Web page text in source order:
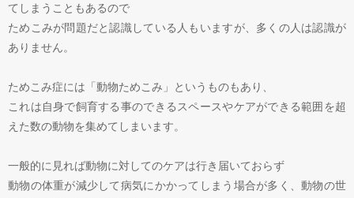
てしまうこともあるので
ためこみが問題だと認識している人もいますが、多くの人は認識が
ありません。
ためこみ症には「動物ためこみ」というものもあり、
これは自身で飼育する事のできるスペースやケアができる範囲を超
えた数の動物を集めてしまいます。
一般的に見れば動物に対してのケアは行き届いておらず
動物の体重が減少して病気にかかってしまう場合が多く、動物の世